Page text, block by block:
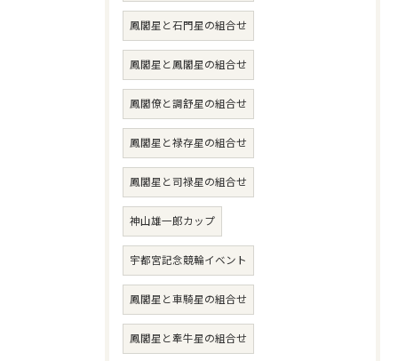
鳳閣星と石門星の組合せ
鳳閣星と鳳閣星の組合せ
鳳閣僚と調舒星の組合せ
鳳閣星と禄存星の組合せ
鳳閣星と司禄星の組合せ
神山雄一郎カップ
宇都宮記念競輪イベント
鳳閣星と車騎星の組合せ
鳳閣星と牽牛星の組合せ